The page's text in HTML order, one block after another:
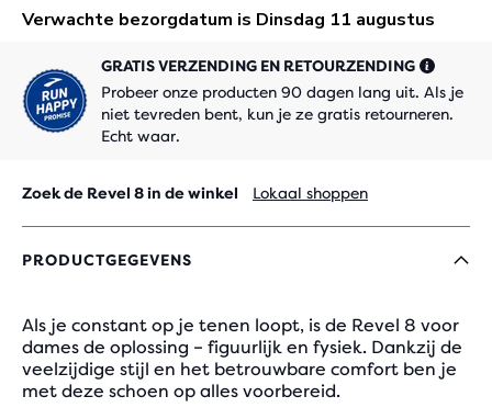
GRATIS VERZENDING EN RETOURZENDING
Probeer onze producten 90 dagen lang uit. Als je
niet tevreden bent, kun je ze gratis retourneren.
Echt waar.
Zoek de Revel 8 in de winkel Lokaal shoppen
PRODUCTGEGEVENS
Als je constant op je tenen loopt, is de Revel 8 voor
dames de oplossing – figuurlijk en fysiek. Dankzij de
veelzijdige stijl en het betrouwbare comfort ben je
met deze schoen op alles voorbereid.